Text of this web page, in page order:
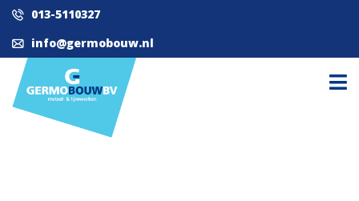
013-5110327
info@germobouw.nl